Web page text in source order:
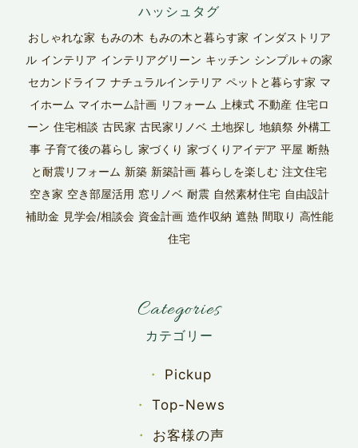
おしゃれな家 もみの木 もみの木と暮らす家 インダストリア
ル インテリア インテリアグリーン キッチン シンプル＋の家
セカンドライフ ナチュラルインテリア ペットと暮らす家 マ
イホーム マイホーム計画 リフォーム 上棟式 不動産 住宅ロ
ーン 住宅相談 古民家 古民家リノベ 土地探し 地鎮祭 外構工
事 子育て後の暮らし 家づくり 家づくりアイデア 平屋 断熱
と耐震リフォーム 新築 新築計画 暮らしを楽しむ 注文住宅
空き家 空き部屋活用 窓リノベ 耐震 自然素材住宅 自由設計
補助金 見学会/相談会 資金計画 造作収納 遮熱 間取り 高性能
住宅
Categories
Pickup
Top-News
お客様の声